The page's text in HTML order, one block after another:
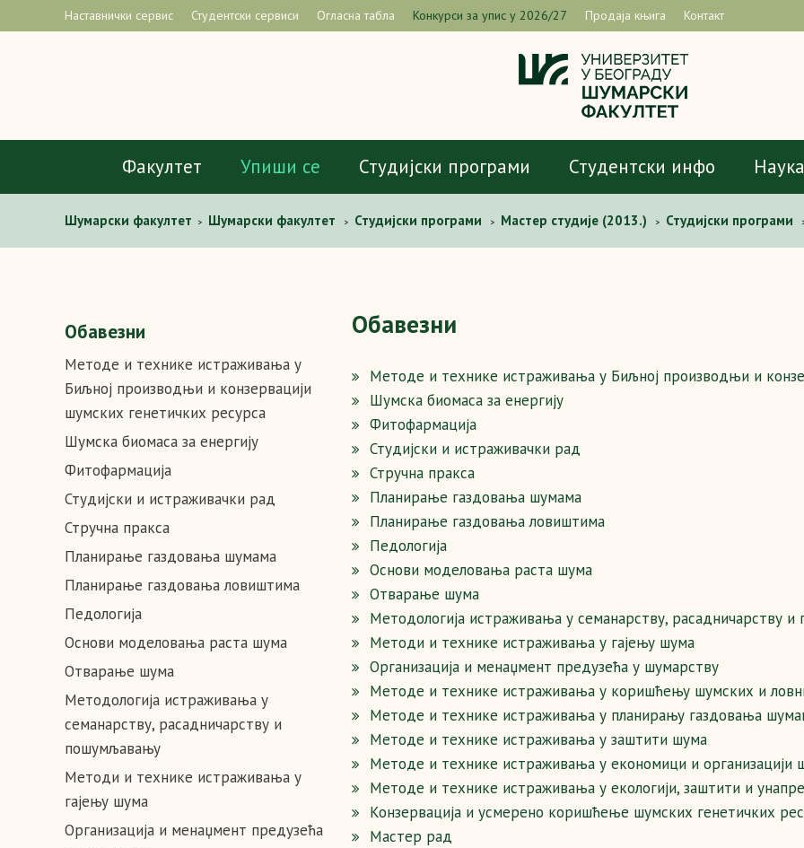
Наставнички сервис Студентски сервиси Огласна табла Конкурси за упис у 2026/27 Продаја књига Контакт
Факултет Упиши се Студијски програми Студентски инфо Наука
Шумaрски факултет > Шумарски факултет > Студијски програми > Мастер студије (2013.) > Студијски програми
Обавезни
Методe и технике истраживања у
Биљној производњи и конзервацији
шумских генетичких ресурса
Шумска биомаса за енергију
Фитофармација
Студијски и истраживачки рад
Стручна пракса
Планирање газдовања шумама
Планирање газдовања ловиштима
Педологија
Основи моделовања раста шума
Отварање шума
Методологија истраживања у
семанарству, расадничарству и
пошумљавању
Методи и технике истраживања у
гајењу шума
Организација и менаџмент предузећа
Обавезни
Методe и технике истраживања у Биљној производњи и
Шумска биомаса за енергију
Фитофармација
Студијски и истраживачки рад
Стручна пракса
Планирање газдовања шумама
Планирање газдовања ловиштима
Педологија
Основи моделовања раста шума
Отварање шума
Методологија истраживања у семанарству, расадничарству
Методи и технике истраживања у гајењу шума
Организација и менаџмент предузећа у шумарству
Методе и технике истраживања у коришћењу шумских и
Методе и технике истраживања у планирању газдовања
Методе и технике истраживања у заштити шума
Методе и технике истраживања у eкономици и организацији
Методе и технике истраживања у екологији, заштити и
Конзервација и усмерено коришћење шумских генетичких
Мастер рад